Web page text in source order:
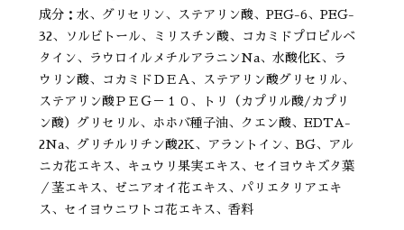
成分：水、グリセリン、ステアリン酸、PEG-6、PEG-
32、ソルビトール、ミリスチン酸、コカミドプロピルベ
タイン、ラウロイルメチルアラニンNa、水酸化K、ラ
ウリン酸、コカミドＤＥＡ、ステアリン酸グリセリル、
ステアリン酸ＰＥＧ－１０、トリ（カプリル酸/カプリ
ン酸）グリセリル、ホホバ種子油、クエン酸、EDTA-
2Na、グリチルリチン酸2K、アラントイン、BG、アル
ニカ花エキス、キュウリ果実エキス、セイヨウキズタ葉
／茎エキス、ゼニアオイ花エキス、パリエタリアエキ
ス、セイヨウニワトコ花エキス、香料